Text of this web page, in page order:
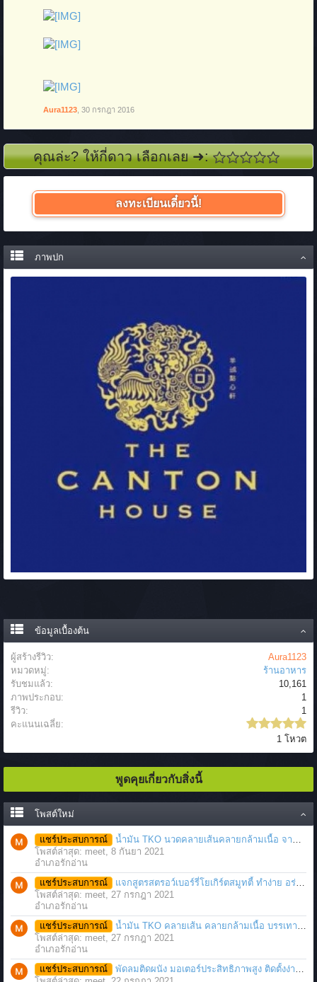
Aura1123 30 กรกฎา 2016
คุณล่ะ? ให้กี่ดาว เลือกเลย ➜:
ลงทะเบียนเดี๋ยวนี้!
ภาพปก
ข้อมูลเบื้องต้น
ผู้สร้างรีวิว:
Aura1123
หมวดหมู่:
ร้านอาหาร
รับชมแล้ว:
10,161
ภาพประกอบ:
1
รีวิว:
1
คะแนนเฉลี่ย:
1 โหวต
พูดคุยเกี่ยวกับสิ่งนี้
โพสต์ใหม่
แชร์ประสบการณ์
น้ำมัน TKO นวดคลายเส้นคลายกล้ามเนื้อ จากภาวะตึงหรือเคล็ด บาดเจ็บ ได้อย่างฉับพลัน
โพสต์ล่าสุด: meet, 8 กันยา 2021
อำเภอรักอ่าน
แชร์ประสบการณ์
แจกสูตรสตรอว์เบอร์รี่โยเกิร์ตสมูทตี้ ทำง่าย อร่อย แค่มีเครื่องปั่นน้ำผลไม้
โพสต์ล่าสุด: meet, 27 กรกฎา 2021
อำเภอรักอ่าน
แชร์ประสบการณ์
น้ำมัน TKO คลายเส้น คลายกล้ามเนื้อ บรรเทาอาการบาดเจ็บโดยฉับพลัน
โพสต์ล่าสุด: meet, 27 กรกฎา 2021
อำเภอรักอ่าน
แชร์ประสบการณ์
พัดลมติดผนัง มอเตอร์ประสิทธิภาพสูง ติดตั้งง่าย ประหยัดพื้นที่